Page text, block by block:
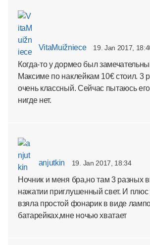
VitaMuižniece 19. Jan 2017,
Когда-то у дормео был
Максиме по наклейкам 10€ стоил. 3
очень классный. Сейчас пытаюсь
нигде нет.
anjutkin 19. Jan 2017, 18:34
Ночник и меня бра,но там 3 разных
нажатии приглушенный свет. И плюс
взяла простой фонарик в виде
батарейках,мне ночью хватает